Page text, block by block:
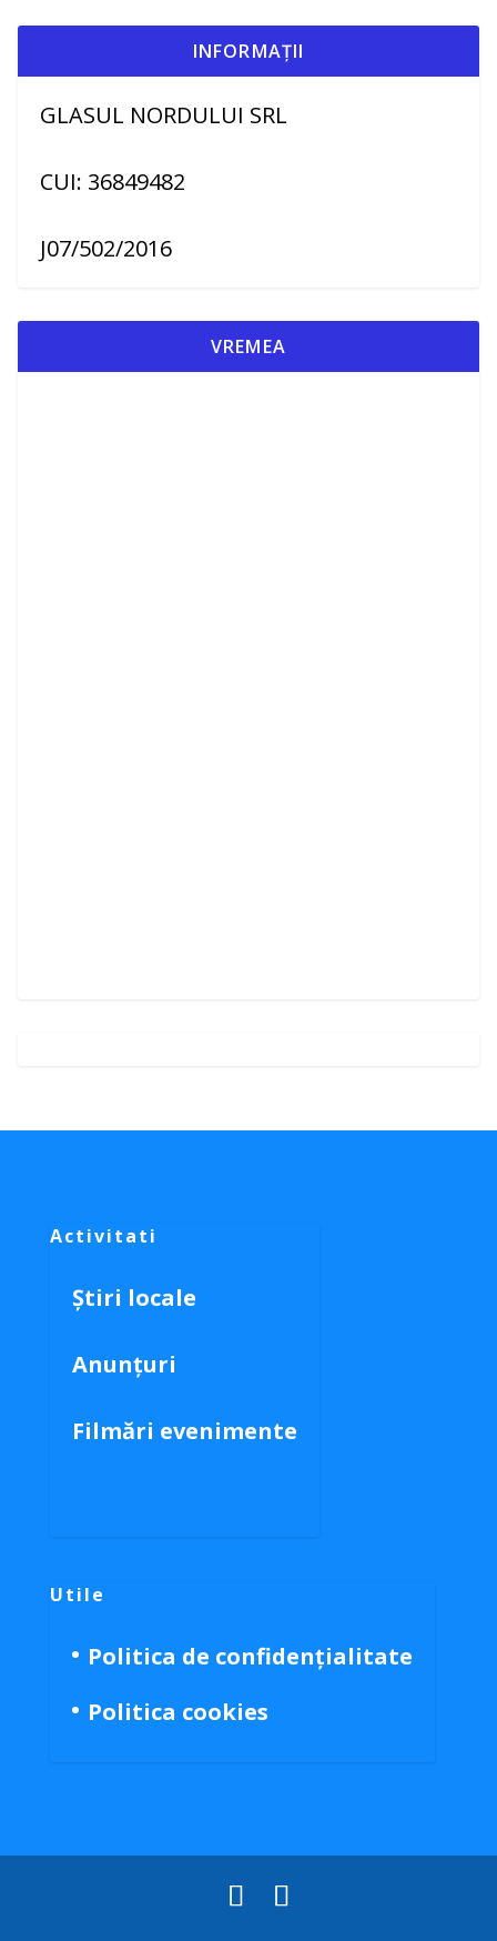
INFORMAȚII
GLASUL NORDULUI SRL
CUI: 36849482
J07/502/2016
VREMEA
Activitati
Știri locale
Anunțuri
Filmări evenimente
Utile
Politica de confidențialitate
Politica cookies